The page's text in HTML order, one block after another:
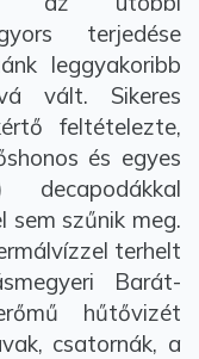
terjedése
leggyakoribb
vált. Sikeres
feltételezte,
és egyes
decapodákkal
sem szűnik meg.
terhelt
Barát-
hűtővizét
csatornák, a